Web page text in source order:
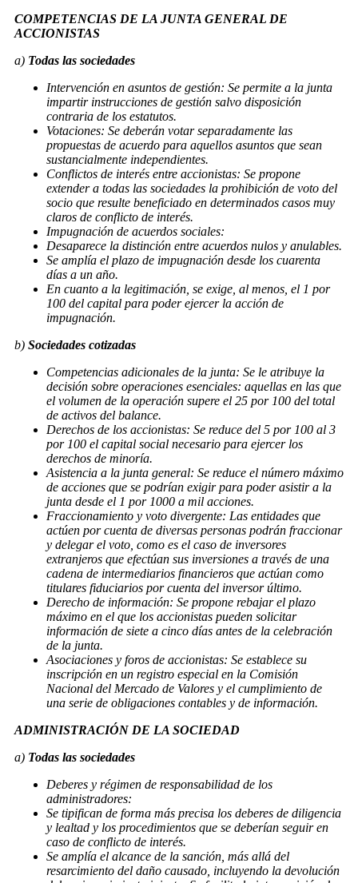
COMPETENCIAS DE LA JUNTA GENERAL DE
ACCIONISTAS
a) Todas las sociedades
Intervención en asuntos de gestión: Se permite a la junta
impartir instrucciones de gestión salvo disposición
contraria de los estatutos.
Votaciones: Se deberán votar separadamente las
propuestas de acuerdo para aquellos asuntos que sean
sustancialmente independientes.
Conflictos de interés entre accionistas: Se propone
extender a todas las sociedades la prohibición de voto del
socio que resulte beneficiado en determinados casos muy
claros de conflicto de interés.
Impugnación de acuerdos sociales:
Desaparece la distinción entre acuerdos nulos y anulables.
Se amplía el plazo de impugnación desde los cuarenta
días a un año.
En cuanto a la legitimación, se exige, al menos, el 1 por
100 del capital para poder ejercer la acción de
impugnación.
b) Sociedades cotizadas
Competencias adicionales de la junta: Se le atribuye la
decisión sobre operaciones esenciales: aquellas en las que
el volumen de la operación supere el 25 por 100 del total
de activos del balance.
Derechos de los accionistas: Se reduce del 5 por 100 al 3
por 100 el capital social necesario para ejercer los
derechos de minoría.
Asistencia a la junta general: Se reduce el número máximo
de acciones que se podrían exigir para poder asistir a la
junta desde el 1 por 1000 a mil acciones.
Fraccionamiento y voto divergente: Las entidades que
actúen por cuenta de diversas personas podrán fraccionar
y delegar el voto, como es el caso de inversores
extranjeros que efectúan sus inversiones a través de una
cadena de intermediarios financieros que actúan como
titulares fiduciarios por cuenta del inversor último.
Derecho de información: Se propone rebajar el plazo
máximo en el que los accionistas pueden solicitar
información de siete a cinco días antes de la celebración
de la junta.
Asociaciones y foros de accionistas: Se establece su
inscripción en un registro especial en la Comisión
Nacional del Mercado de Valores y el cumplimiento de
una serie de obligaciones contables y de información.
ADMINISTRACIÓN DE LA SOCIEDAD
a) Todas las sociedades
Deberes y régimen de responsabilidad de los
administradores:
Se tipifican de forma más precisa los deberes de diligencia
y lealtad y los procedimientos que se deberían seguir en
caso de conflicto de interés.
Se amplía el alcance de la sanción, más allá del
resarcimiento del daño causado, incluyendo la devolución